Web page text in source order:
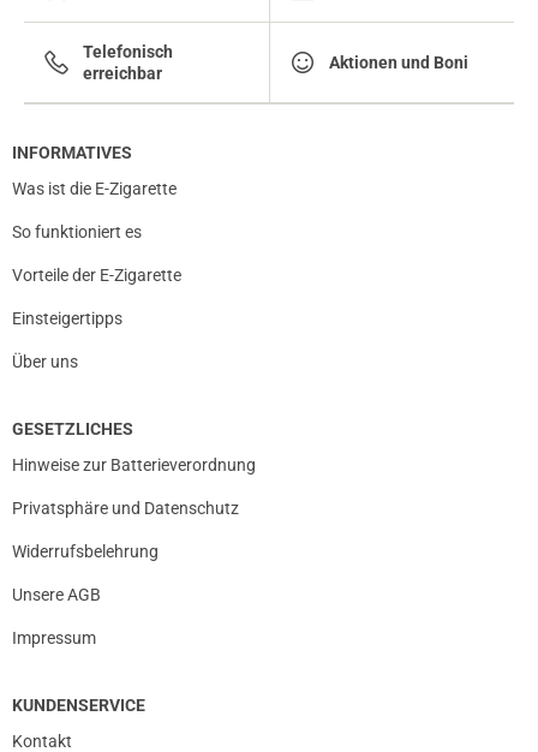
Telefonisch
erreichbar
Aktionen und Boni
INFORMATIVES
Was ist die E-Zigarette
So funktioniert es
Vorteile der E-Zigarette
Einsteigertipps
Über uns
GESETZLICHES
Hinweise zur Batterieverordnung
Privatsphäre und Datenschutz
Widerrufsbelehrung
Unsere AGB
Impressum
KUNDENSERVICE
Kontakt